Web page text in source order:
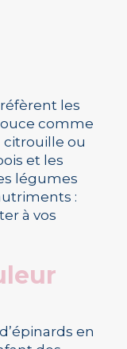
les
comme
citrouille ou
et les
légumes
:
à vos
en